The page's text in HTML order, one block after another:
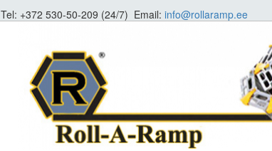
Tel: +372 530-50-209 (24/7) Email: info@rollaramp.ee